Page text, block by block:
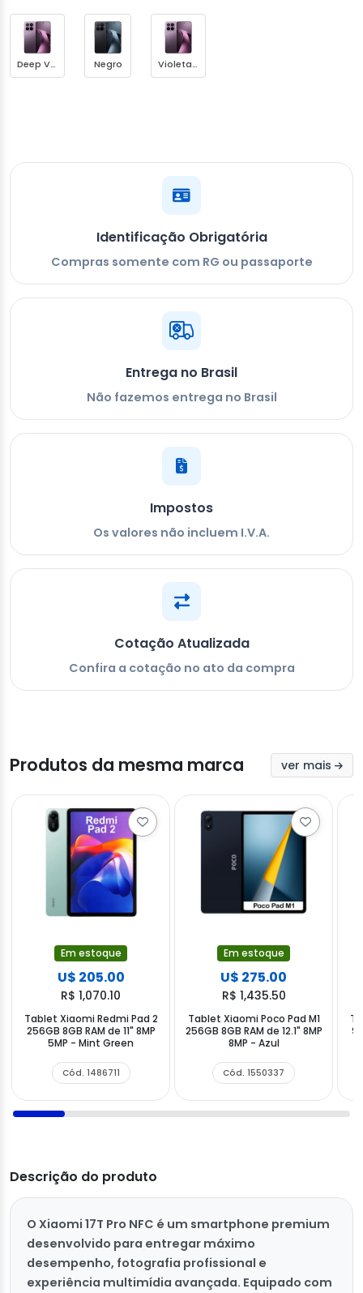
Deep Violet Negro Violeta Oscuro
Identificação Obrigatória
Compras somente com RG ou passaporte
Entrega no Brasil
Não fazemos entrega no Brasil
Impostos
Os valores não incluem I.V.A.
Cotação Atualizada
Confira a cotação no ato da compra
Produtos da mesma marca ver mais
Em estoque
U$ 205.00
R$ 1,070.10
Tablet Xiaomi Redmi Pad 2
256GB 8GB RAM de 11" 8MP
5MP - Mint Green
Cód. 1486711
Em estoque
U$ 275.00
R$ 1,435.50
Tablet Xiaomi Poco Pad M1
256GB 8GB RAM de 12.1" 8MP
8MP - Azul
Cód. 1550337
Descrição do produto
O Xiaomi 17T Pro NFC é um smartphone premium
desenvolvido para entregar máximo
desempenho, fotografia profissional e
experiência multimídia avançada. Equipado com